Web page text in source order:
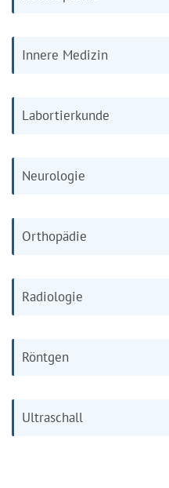
Innere Medizin
Labortierkunde
Neurologie
Orthopädie
Radiologie
Röntgen
Ultraschall